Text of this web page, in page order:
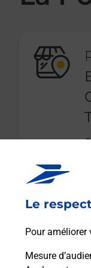
Le
Pour améliorer
Mesure